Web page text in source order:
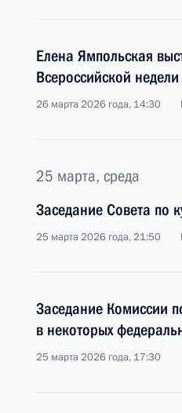
Елена Ямпольская
Всероссийской
26 марта 2026 года, 14:30
25 марта, среда
Заседание Совета по
25 марта 2026 года, 21:50
Заседание Комиссии
в некоторых
25 марта 2026 года, 17:30